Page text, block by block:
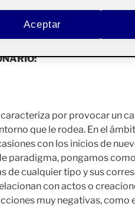
arte y
Pública
por provocar un
que le rodea. En el
con los inicios de
paradigma, pongamos
de cualquier tipo y sus
con actos o
muy negativas, como
Aceptar